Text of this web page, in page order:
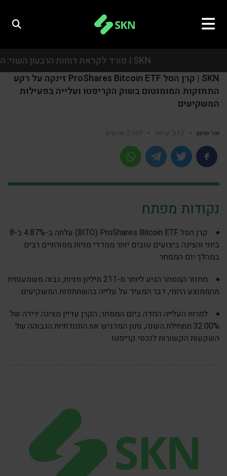
SKN | פורד לקראת דוחות הרבעון השני: המשקיעים יתמקדו ברווחיות, באסטרטגיית הרכב החשמלי ובתחזית לשנה
SKN | פורד לקראת דוחות הרבעון השני: המשקיעים יתמקדו ברווחיות, באסטרטגיית הרכב החשמלי ובתחזית לשנה
SKN | קרן הסל ProShares Bitcoin ETF זינקה על רקע
התחזקות המומנטום בשוק הקריפטו ועלייה בפעילות
המשקיעים
אור שושן • 7 דק’ קריאה • לפני 2 חודשים
נקודות מפתח
קרן הסל ProShares Bitcoin ETF ‏(BITO) עלתה ב-4.87% ב-8
ביוני והציגה ביצועים טובים יותר ממדדי מניות מסורתיים רבים
במהלך יום המסחר.
מחזור המסחר הגיע ליותר מ-211 מיליון מניות, גבוה משמעותית
מהממוצע היומי, דבר המעיד על עלייה בהשתתפות המשקיעים.
למרות העלייה החדה ביום המסחר, הקרן עדיין מציגה ירידה של
32.00% מתחילת השנה, נתון המדגיש את התנודתיות הגבוהה של
השקעות הקשורות לנכסי קריפטו.